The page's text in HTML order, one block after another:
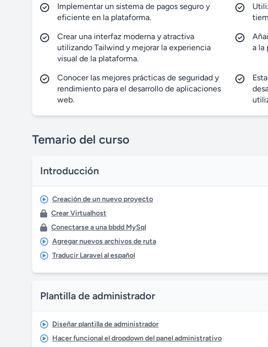
Implementar un sistema de pagos seguro y
eficiente en la plataforma.
Crear una interfaz moderna y atractiva
utilizando Tailwind y mejorar la experiencia
visual de la plataforma.
a la
Conocer las mejores prácticas de seguridad y
rendimiento para el desarrollo de aplicaciones
web.
Temario del curso
Introducción
Creación de un nuevo proyecto
Crear Virtualhost
Conectarse a una bbdd MySql
Agregar nuevos archivos de ruta
Traducir Laravel al español
Plantilla de administrador
Diseñar plantilla de administrador
Hacer funcional el dropdown del panel administrativo